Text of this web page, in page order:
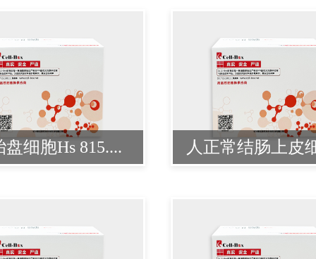
盘细胞Hs 815.... 人正常结肠上皮